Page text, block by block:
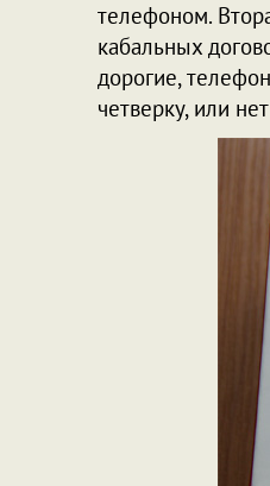
телефоном.
кабальных
дорогие,
четверку, или